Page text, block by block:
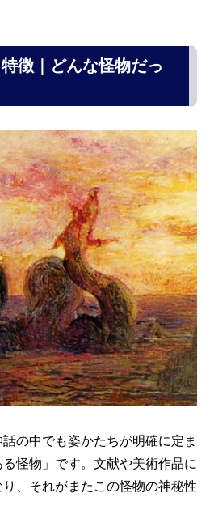
徴｜どんな怪物だっ
の中でも姿かたちが明確に定ま
怪物」です。文献や美術作品に
、それがまたこの怪物の神秘性